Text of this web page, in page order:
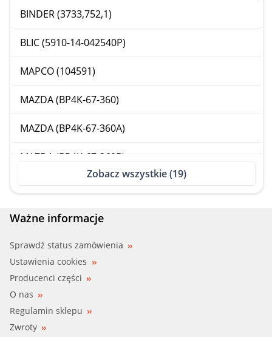
BINDER (3733,752,1)
BLIC (5910-14-042540P)
MAPCO (104591)
MAZDA (BP4K-67-360)
MAZDA (BP4K-67-360A)
MAZDA (BP4K-67-360B)
MAZDA (BP4K-67-360D)
MAZDA (BP4K-67-360E)
MAZDA (BP4K67360A)
MAZDA (BP4K67360B)
Zobacz wszystkie (19)
Ważne informacje
Sprawdź status zamówienia
Ustawienia cookies
Producenci części
O nas
Regulamin sklepu
Zwroty